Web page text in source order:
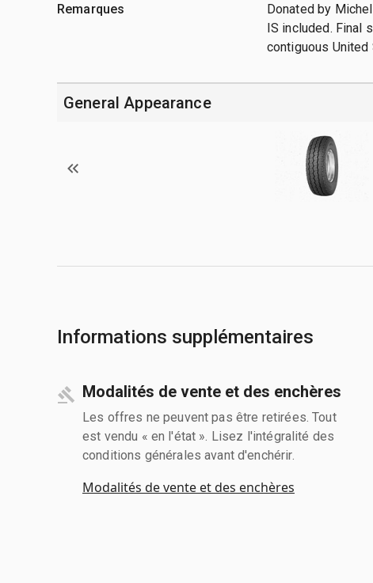
Remarques
Donated by
IS included. Final
contiguous United
General Appearance
Informations supplémentaires
Modalités de vente et des enchères
Les offres ne peuvent pas être retirées. Tout
est vendu « en l'état ». Lisez l'intégralité des
conditions générales avant d'enchérir.
Modalités de vente et des enchères